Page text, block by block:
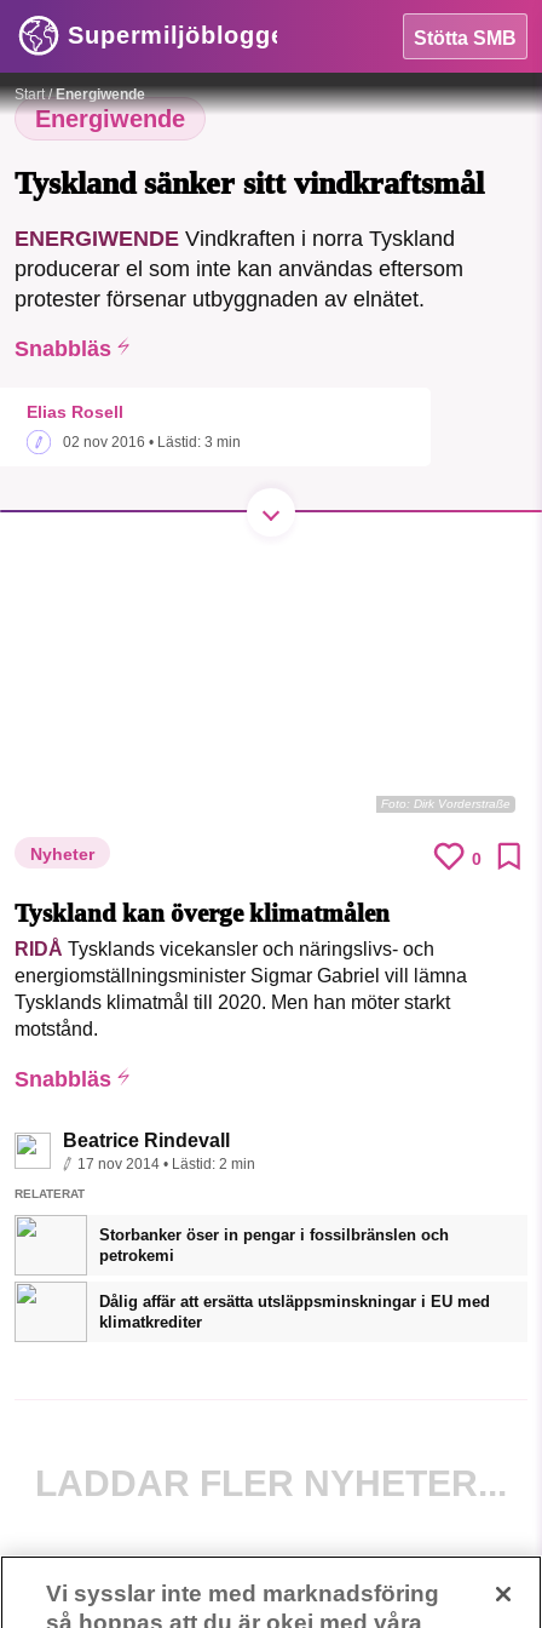
Supermiljöbloggen Stötta SMB
HEM
MILJÖFAKTA
OM OSS
Start/Energiwende
Energiwende
Tyskland sänker sitt vindkraftsmål
ENERGIWENDE Vindkraften i norra Tyskland
producerar el som inte kan användas eftersom
protester försenar utbyggnaden av elnätet.
Snabbläs
Elias Rosell
02 nov 2016 • Lästid: 3 min
Foto:Tony Webster
Foto: Dirk Vorderstraße
Nyheter 0
Tyskland kan överge klimatmålen
RIDÅ Tysklands vicekansler och näringslivs- och
energiomställningsminister Sigmar Gabriel vill lämna
Tysklands klimatmål till 2020. Men han möter starkt
motstånd.
Snabbläs
Beatrice Rindevall
17 nov 2014 • Lästid: 2 min
RELATERAT
Storbanker öser in pengar i fossilbränslen och
petrokemi
Dålig affär att ersätta utsläppsminskningar i EU med
klimatkrediter
LADDAR FLER NYHETER...
hoppas att du vill hjälpa oss.
Stötta vårt arbete genom att swisha en slant till
1231368703
Läs vad vi vill göra
Vi sysslar inte med marknadsföring
så hoppas att du är okej med våra